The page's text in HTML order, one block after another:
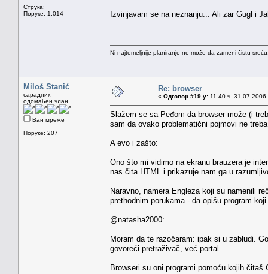
Струка:
Поруке: 1.014
Izvinjavam se na neznanju... Ali zar Gugl i
Ni najtemeljnije planiranje ne može da zameni čistu
Miloš Stanić
сарадник
одомаћен члан
Ван мреже
Поруке: 207
Re: browser
« Одговор #19 у: 11.40 ч.
Slažem se sa Peđom da browser može (i
sam da ovako problematični pojmovi ne
A evo i zašto:
Ono što mi vidimo na ekranu brauzera je
nas čita HTML i prikazuje nam ga u
Naravno, namera Engleza koji su namenili
prethodnim porukama - da opišu program
@natasha2000:
Moram da te razočaram: ipak si u zabludi.
govoreći pretraživač, već portal.
Browseri su oni programi pomoću kojih čitaš